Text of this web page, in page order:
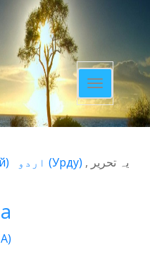
Toggle
navigation
یہ تحریر (Урду)
)